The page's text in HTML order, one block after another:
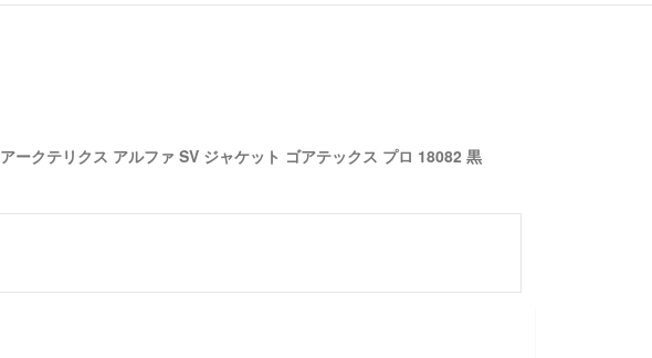
アークテリクス アルファ SV ジャケット ゴアテックス プロ 18082 黒